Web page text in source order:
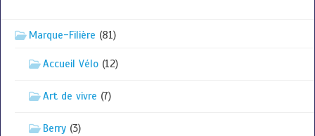
Marque-Filière (81)
Accueil Vélo (12)
Art de vivre (7)
Berry (3)